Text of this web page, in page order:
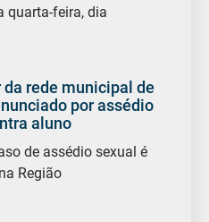
quarta-feira, dia
da rede municipal de
por assédio
aluno
de assédio sexual é
Região